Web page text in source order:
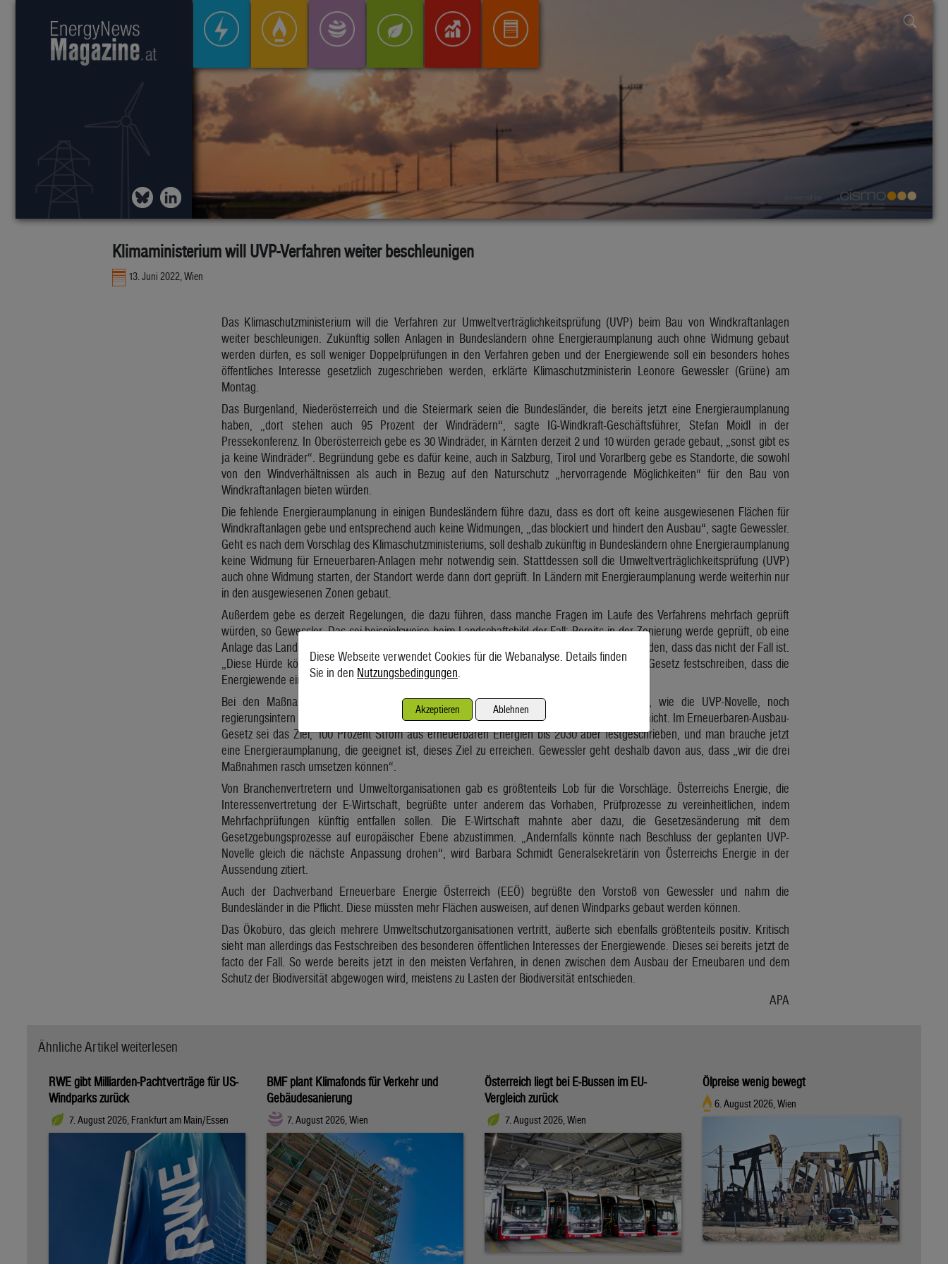
Klimaministerium will UVP-Verfahren weiter beschleunigen
13. Juni 2022, Wien
Das Klimaschutzministerium will die Verfahren zur Umweltverträglichkeitsprüfung (UVP) beim Bau von Windkraftanlagen
weiter beschleunigen. Zukünftig sollen Anlagen in Bundesländern ohne Energieraumplanung auch ohne Widmung gebaut
werden dürfen, es soll weniger Doppelprüfungen in den Verfahren geben und der Energiewende soll ein besonders hohes
öffentliches Interesse gesetzlich zugeschrieben werden, erklärte Klimaschutzministerin Leonore Gewessler (Grüne) am
Montag.
Das Burgenland, Niederösterreich und die Steiermark seien die Bundesländer, die bereits jetzt eine Energieraumplanung
haben, „dort stehen auch 95 Prozent der Windrädern“, sagte IG-Windkraft-Geschäftsführer, Stefan Moidl in der
Pressekonferenz. In Oberösterreich gebe es 30 Windräder, in Kärnten derzeit 2 und 10 würden gerade gebaut, „sonst gibt es
ja keine Windräder“. Begründung gebe es dafür keine, auch in Salzburg, Tirol und Vorarlberg gebe es Standorte, die sowohl
von den Windverhältnissen als auch in Bezug auf den Naturschutz „hervorragende Möglichkeiten“ für den Bau von
Windkraftanlagen bieten würden.
Die fehlende Energieraumplanung in einigen Bundesländern führe dazu, dass es dort oft keine ausgewiesenen Flächen für
Windkraftanlagen gebe und entsprechend auch keine Widmungen, „das blockiert und hindert den Ausbau“, sagte Gewessler.
Geht es nach dem Vorschlag des Klimaschutzministeriums, soll deshalb zukünftig in Bundesländern ohne Energieraumplanung
keine Widmung für Erneuerbaren-Anlagen mehr notwendig sein. Stattdessen soll die Umweltverträglichkeitsprüfung (UVP)
auch ohne Widmung starten, der Standort werde dann dort geprüft. In Ländern mit Energieraumplanung werde weiterhin nur
in den ausgewiesenen Zonen gebaut.
Außerdem gebe es derzeit Regelungen, die dazu führen, dass manche Fragen im Laufe des Verfahrens mehrfach geprüft
würden, so Gewessler. Das sei beispielsweise beim Landschaftsbild der Fall: Bereits in der Zonierung werde geprüft, ob eine
Anlage das Landschaftsbild stört, im UVP-Verfahren müsse dann nochmals nachgewiesen werden, dass das nicht der Fall ist.
„Diese Hürde können wir uns sparen“, sagte die Ministerin. Weiters will Gewessler im UVP-Gesetz festschreiben, dass die
Energiewende ein besonders hohes öffentliches Interesse hat.
Bei den Maßnahmen handelt es sich um Vorschläge des Klimaschutzministeriums, die, wie die UVP-Novelle, noch
regierungsintern abgestimmt werden müssen. Einen Zeitplan für die Umsetzung gibt es noch nicht. Im Erneuerbaren-Ausbau-
Gesetz sei das Ziel, 100 Prozent Strom aus erneuerbaren Energien bis 2030 aber festgeschrieben, und man brauche jetzt
eine Energieraumplanung, die geeignet ist, dieses Ziel zu erreichen. Gewessler geht deshalb davon aus, dass „wir die drei
Maßnahmen rasch umsetzen können“.
Von Branchenvertretern und Umweltorganisationen gab es größtenteils Lob für die Vorschläge. Österreichs Energie, die
Interessenvertretung der E-Wirtschaft, begrüßte unter anderem das Vorhaben, Prüfprozesse zu vereinheitlichen, indem
Mehrfachprüfungen künftig entfallen sollen. Die E-Wirtschaft mahnte aber dazu, die Gesetzesänderung mit dem
Gesetzgebungsprozesse auf europäischer Ebene abzustimmen. „Andernfalls könnte nach Beschluss der geplanten UVP-
Novelle gleich die nächste Anpassung drohen“, wird Barbara Schmidt Generalsekretärin von Österreichs Energie in der
Aussendung zitiert.
Auch der Dachverband Erneuerbare Energie Österreich (EEÖ) begrüßte den Vorstoß von Gewessler und nahm die
Bundesländer in die Pflicht. Diese müssten mehr Flächen ausweisen, auf denen Windparks gebaut werden können.
Das Ökobüro, das gleich mehrere Umweltschutzorganisationen vertritt, äußerte sich ebenfalls größtenteils positiv. Kritisch
sieht man allerdings das Festschreiben des besonderen öffentlichen Interesses der Energiewende. Dieses sei bereits jetzt de
facto der Fall. So werde bereits jetzt in den meisten Verfahren, in denen zwischen dem Ausbau der Erneubaren und dem
Schutz der Biodiversität abgewogen wird, meistens zu Lasten der Biodiversität entschieden.
APA
Ähnliche Artikel weiterlesen
RWE gibt Milliarden-Pachtverträge für US-
Windparks zurück
7. August 2026, Frankfurt am Main/Essen
BMF plant Klimafonds für Verkehr und
Gebäudesanierung
7. August 2026, Wien
Österreich liegt bei E-Bussen im EU-
Vergleich zurück
7. August 2026, Wien
Ölpreise wenig bewegt
6. August 2026, Wien
Diese Webseite verwendet Cookies für die Webanalyse. Details finden
Sie in den Nutzungsbedingungen
Akzeptieren Ablehnen